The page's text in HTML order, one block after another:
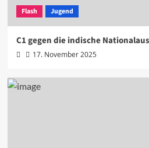
Flash Jugend
C1 gegen die indische
17. November 2025